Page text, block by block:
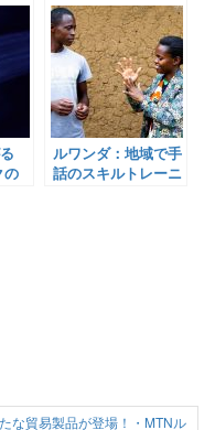
の
ルワンダ：地域で手
話のスキルトレーニ
な貿易製品が登場！・MTNル